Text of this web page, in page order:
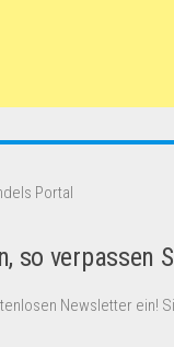
Portal
so verpassen
Newsletter ein!